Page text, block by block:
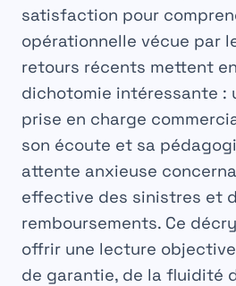
satisfaction pour
opérationnelle vécue par
retours récents mettent
dichotomie intéressante :
prise en charge
son écoute et sa
attente anxieuse
effective des sinistres et
remboursements. Ce
offrir une lecture
de garantie, de la fluidité